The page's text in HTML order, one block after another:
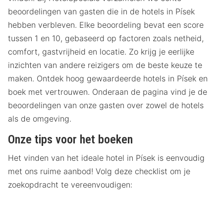
beoordelingen van gasten die in de hotels in Písek
hebben verbleven. Elke beoordeling bevat een score
tussen 1 en 10, gebaseerd op factoren zoals netheid,
comfort, gastvrijheid en locatie. Zo krijg je eerlijke
inzichten van andere reizigers om de beste keuze te
maken. Ontdek hoog gewaardeerde hotels in Písek en
boek met vertrouwen. Onderaan de pagina vind je de
beoordelingen van onze gasten over zowel de hotels
als de omgeving.
Onze tips voor het boeken
Het vinden van het ideale hotel in Písek is eenvoudig
met ons ruime aanbod! Volg deze checklist om je
zoekopdracht te vereenvoudigen: